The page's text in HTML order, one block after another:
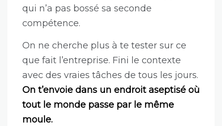
qui n’a pas bossé sa seconde
compétence.
On ne cherche plus à te tester sur ce
que fait l’entreprise. Fini le contexte
avec des vraies tâches de tous les jours.
On t’envoie dans un endroit aseptisé où
tout le monde passe par le même
moule.